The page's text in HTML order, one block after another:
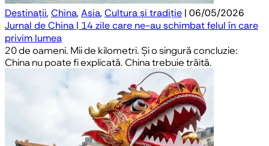
Destinații,China,Asia,Cultura și tradiție | 06/05/2026
Jurnal de China | 14 zile care ne-au schimbat felul în care
privim lumea
20 de oameni. Mii de kilometri. Și o singură concluzie:
China nu poate fi explicată. China trebuie trăită.